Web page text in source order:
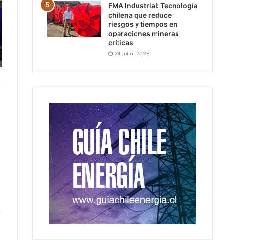
FMA Industrial: Tecnología
chilena que reduce
riesgos y tiempos en
operaciones mineras
críticas
24 julio, 2026